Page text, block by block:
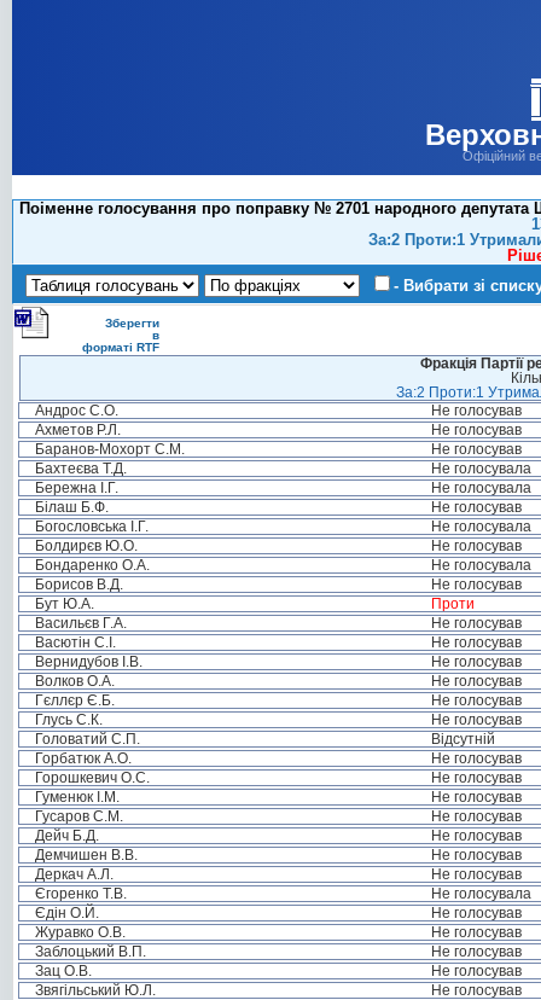
Офіційний
Поіменне голосування про поправку № 2701 народного
За:2 Проти:1
- Вибрати зі
Зберегти
в
форматі RTF
Фракція Партії
За:2 Проти:1
Андрос С.О.
Не голосував
Ахметов Р.Л.
Не голосував
Баранов-Мохорт С.М.
Не голосував
Бахтеєва Т.Д.
Не голосувала
Бережна І.Г.
Не голосувала
Білаш Б.Ф.
Не голосував
Богословська І.Г.
Не голосувала
Болдирєв Ю.О.
Не голосував
Бондаренко О.А.
Не голосувала
Борисов В.Д.
Не голосував
Бут Ю.А.
Проти
Васильєв Г.А.
Не голосував
Васютін С.І.
Не голосував
Вернидубов І.В.
Не голосував
Волков О.А.
Не голосував
Гєллєр Є.Б.
Не голосував
Глусь С.К.
Не голосував
Головатий С.П.
Відсутній
Горбатюк А.О.
Не голосував
Горошкевич О.С.
Не голосував
Гуменюк І.М.
Не голосував
Гусаров С.М.
Не голосував
Дейч Б.Д.
Не голосував
Демчишен В.В.
Не голосував
Деркач А.Л.
Не голосував
Єгоренко Т.В.
Не голосувала
Єдін О.Й.
Не голосував
Журавко О.В.
Не голосував
Заблоцький В.П.
Не голосував
Зац О.В.
Не голосував
Звягільський Ю.Л.
Не голосував